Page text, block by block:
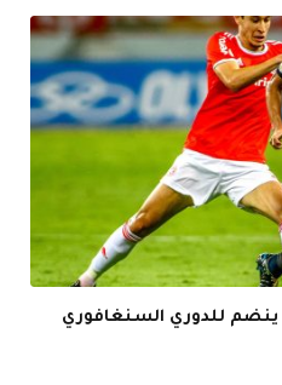
هوندا ينضم للدوري السنغافوري